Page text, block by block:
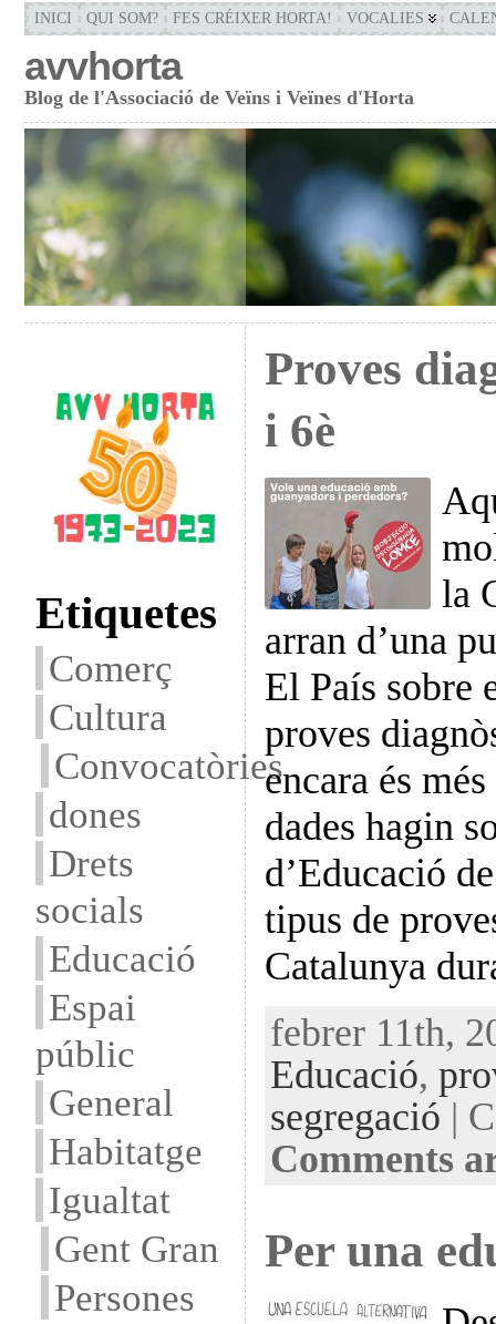
INICI QUI SOM? FES CRÉIXER HORTA! VOCALIES
avvhorta
Blog de l'Associació de Veïns i Veïnes d'Horta
Etiquetes
Comerç
Cultura
Convocatòries
dones
Drets
socials
Educació
Espai
públic
General
Habitatge
Igualtat
Gent Gran
Persones
Proves
i 6è
la
arran d’una
El País sobre
proves
encara és
dades hagin
d’Educació
tipus de
Catalunya
febrer 11th,
Educació,
segregació |
Comments
Per una